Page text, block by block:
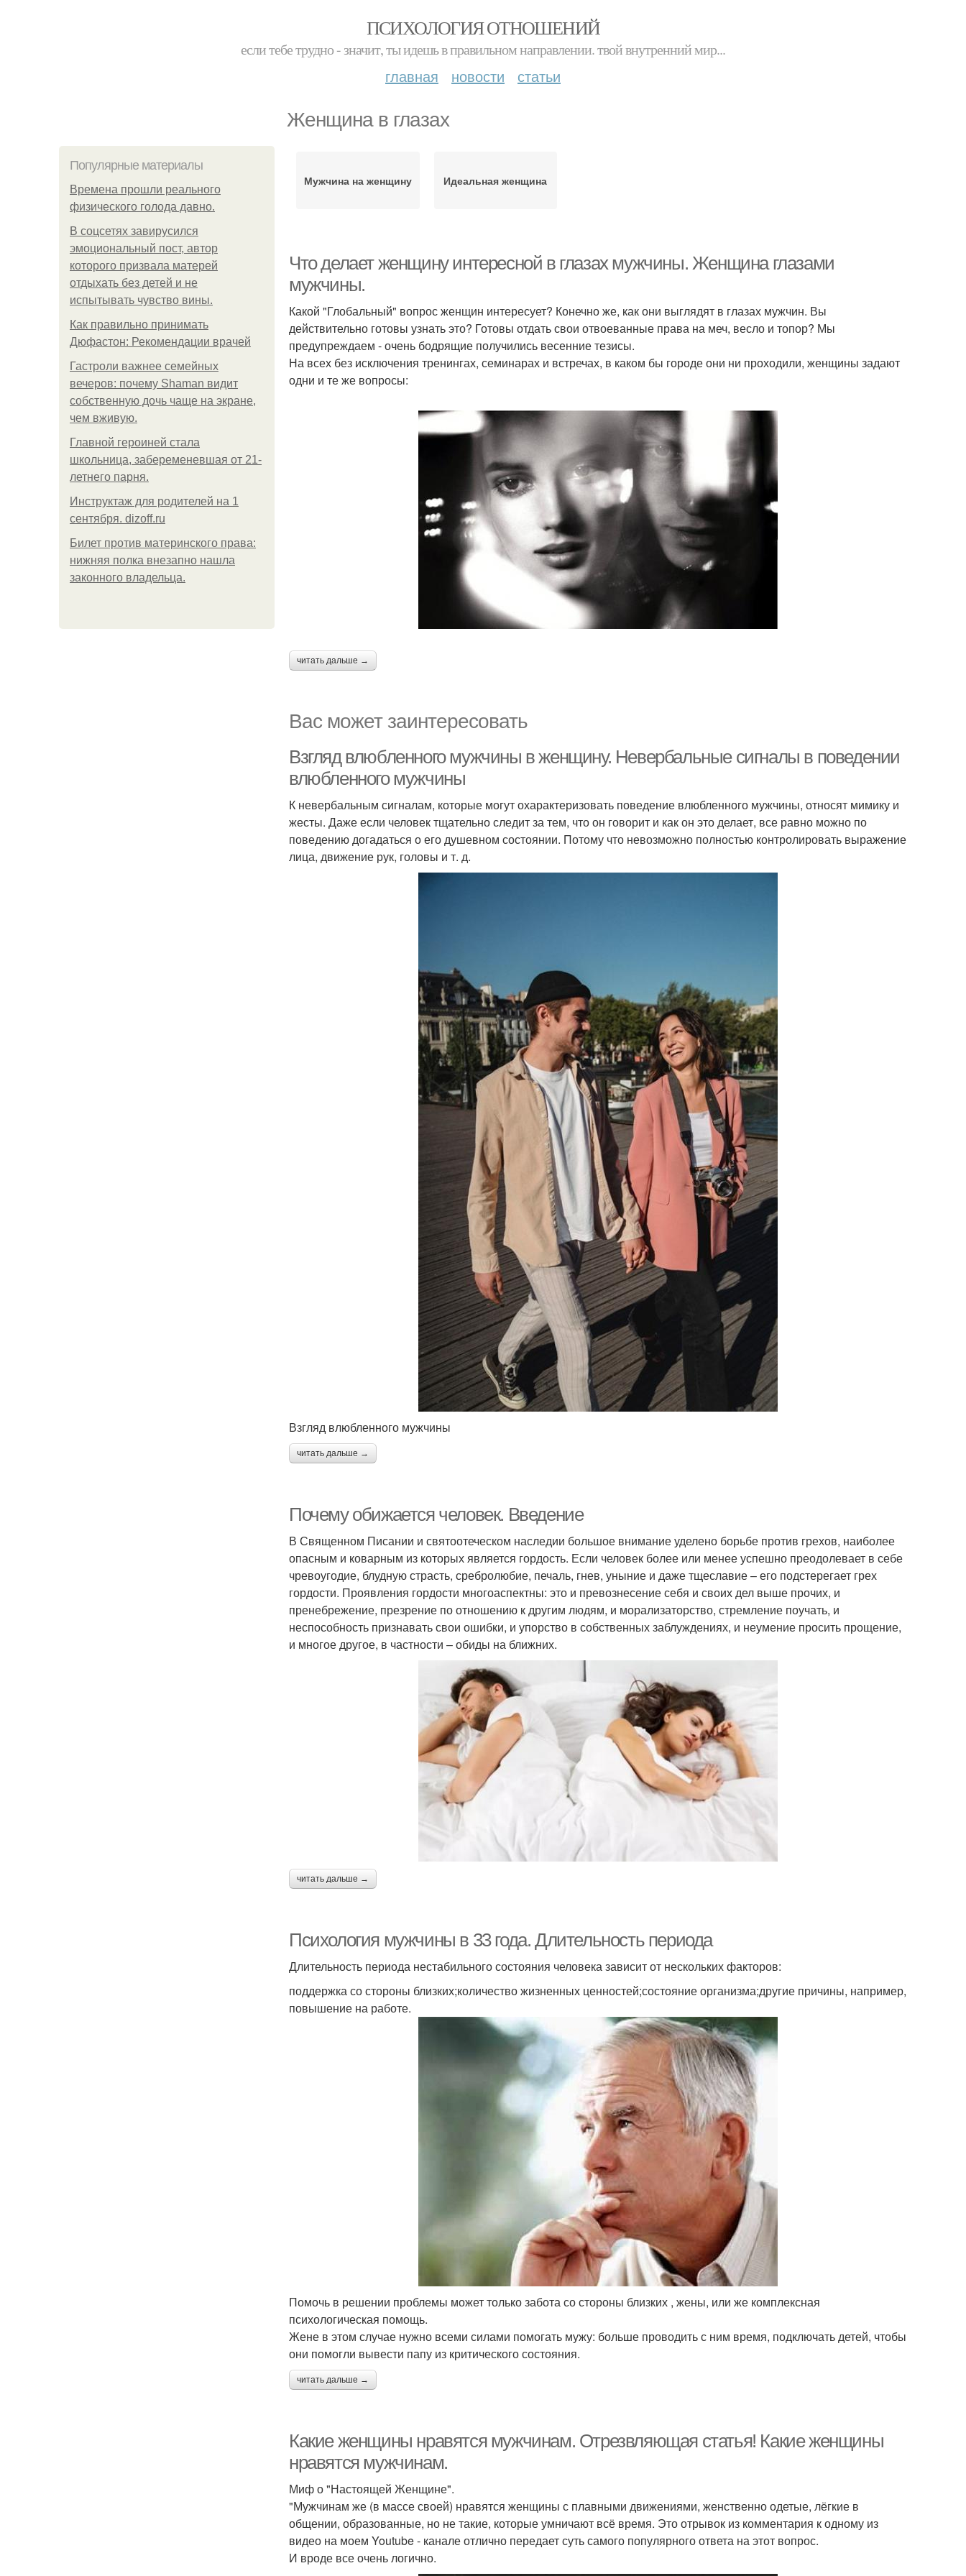
ПСИХОЛОГИЯ ОТНОШЕНИЙ
если тебе трудно - значит, ты идешь в правильном направлении. твой внутренний мир...
главная новости статьи
Женщина в глазах
Популярные материалы
Bpeмена прошли реального
физического голода давно.
В соцсетях завирусился
эмоциональный пост, автор
которого призвала матерей
отдыхать без детей и не
испытывать чувство вины.
Как правильно принимать
Дюфастон: Рекомендации врачей
Гастроли важнее семейных
вечеров: почему Shaman видит
собственную дочь чаще на экране,
чем вживую.
Главной героиней стала
школьница, забеременевшая от 21-
летнего парня.
Инструктаж для родителей на 1
сентября. dizoff.ru
Билет против материнского права:
нижняя полка внезапно нашла
законного владельца.
Мужчина на женщину Идеальная женщина
Что делает женщину интересной в глазах мужчины. Женщина глазами
мужчины.
Какой "Глобальный" вопрос женщин интересует? Конечно же, как они выглядят в глазах мужчин. Вы
действительно готовы узнать это? Готовы отдать свои отвоеванные права на меч, весло и топор? Мы
предупреждаем - очень бодрящие получились весенние тезисы.
На всех без исключения тренингах, семинарах и встречах, в каком бы городе они ни проходили, женщины задают
одни и те же вопросы:
читать дальше →
Вас может заинтересовать
Взгляд влюбленного мужчины в женщину. Невербальные сигналы в поведении
влюбленного мужчины
К невербальным сигналам, которые могут охарактеризовать поведение влюбленного мужчины, относят мимику и
жесты. Даже если человек тщательно следит за тем, что он говорит и как он это делает, все равно можно по
поведению догадаться о его душевном состоянии. Потому что невозможно полностью контролировать выражение
лица, движение рук, головы и т. д.
Взгляд влюбленного мужчины
читать дальше →
Почему обижается человек. Введение
В Священном Писании и святоотеческом наследии большое внимание уделено борьбе против грехов, наиболее
опасным и коварным из которых является гордость. Если человек более или менее успешно преодолевает в себе
чревоугодие, блудную страсть, сребролюбие, печаль, гнев, уныние и даже тщеславие – его подстерегает грех
гордости. Проявления гордости многоаспектны: это и превознесение себя и своих дел выше прочих, и
пренебрежение, презрение по отношению к другим людям, и морализаторство, стремление поучать, и
неспособность признавать свои ошибки, и упорство в собственных заблуждениях, и неумение просить прощение,
и многое другое, в частности – обиды на ближних.
читать дальше →
Психология мужчины в 33 года. Длительность периода
Длительность периода нестабильного состояния человека зависит от нескольких факторов:
поддержка со стороны близких;количество жизненных ценностей;состояние организма;другие причины, например,
повышение на работе.
Помочь в решении проблемы может только забота со стороны близких , жены, или же комплексная
психологическая помощь.
Жене в этом случае нужно всеми силами помогать мужу: больше проводить с ним время, подключать детей, чтобы
они помогли вывести папу из критического состояния.
читать дальше →
Какие женщины нравятся мужчинам. Отрезвляющая статья! Какие женщины
нравятся мужчинам.
Миф о "Настоящей Женщине".
"Мужчинам же (в массе своей) нравятся женщины с плавными движениями, женственно одетые, лёгкие в
общении, образованные, но не такие, которые умничают всё время. Это отрывок из комментария к одному из
видео на моем Youtube - канале отлично передает суть самого популярного ответа на этот вопрос.
И вроде все очень логично.